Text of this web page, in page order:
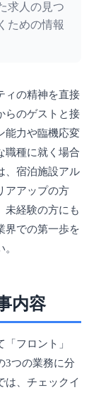
求人の見つ
ための情報
ィの精神を直接
らのゲストと接
能力や臨機応変
職種に就く場合
、宿泊施設アル
アアップの方
未経験の方にも
界での第一歩を
内容
フロント」
3つの業務に分
は、チェックイ